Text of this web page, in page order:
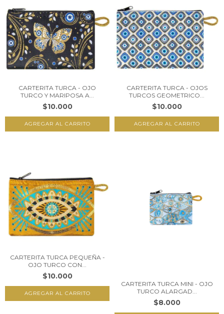
CARTERITA TURCA - OJO
TURCO Y MARIPOSA A...
$10.000
CARTERITA TURCA - OJOS
TURCOS GEOMETRICO...
$10.000
CARTERITA TURCA PEQUEÑA -
OJO TURCO CON...
$10.000
CARTERITA TURCA MINI - OJO
TURCO ALARGAD...
$8.000